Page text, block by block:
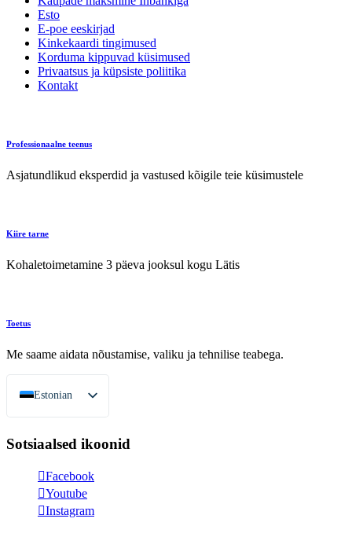
Esto
E-poe eeskirjad
Kinkekaardi tingimused
Korduma kippuvad küsimused
Privaatsus ja küpsiste poliitika
Kontakt
Professionaalne teenus
Asjatundlikud eksperdid ja vastused kõigile teie küsimustele
Kiire tarne
Kohaletoimetamine 3 päeva jooksul kogu Lätis
Toetus
Me saame aidata nõustamise, valiku ja tehnilise teabega.
Estonian
Latvian
English
Lithuanian
Sotsiaalsed ikoonid
Facebook
Youtube
Instagram